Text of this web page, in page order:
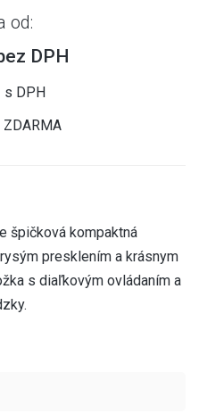
od:
DPH
s DPH
ZDARMA
špičková kompaktná
presklením a krásnym
s diaľkovým ovládaním a